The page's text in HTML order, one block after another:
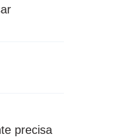
precisa